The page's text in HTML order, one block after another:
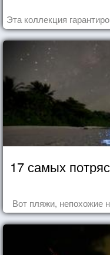
Эта коллекция
17 самых
Вот пляжи, непохожие